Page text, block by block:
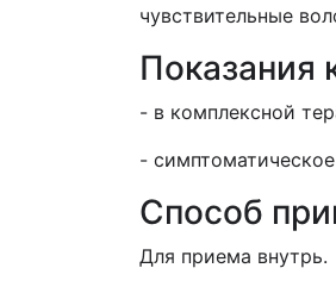
чувствительные
Показания
- в комплексной
-
Способ
Для приема внутрь.